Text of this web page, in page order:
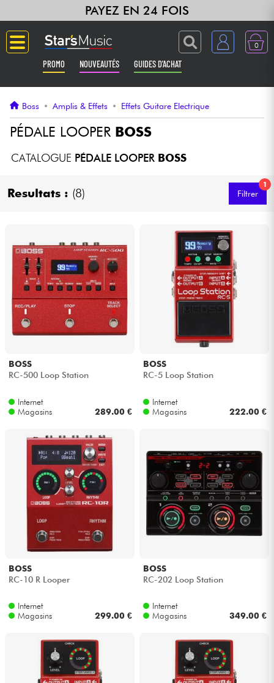
PAYEZ EN 24 FOIS
0
PROMO NOUVEAUTÉS GUIDES D'ACHAT
Guitares & Basses
Amplis & Effets
Claviers & Pianos
Home Studio
Casques
Micros & HF
Eclairage
Batteries & Percu
Vents
Eveil Musical
Câbles & Access.
Packs
Boss • Amplis & Effets • Effets Guitare Electrique
PÉDALE LOOPER BOSS
CATALOGUE PÉDALE LOOPER BOSS
Resultats : (8)
1
Filtrer
BOSS
RC-500 Loop Station
Internet
Magasins
289.00 €
BOSS
RC-5 Loop Station
Internet
Magasins
222.00 €
BOSS
RC-10 R Looper
Internet
Magasins
299.00 €
BOSS
RC-202 Loop Station
Internet
Magasins
349.00 €